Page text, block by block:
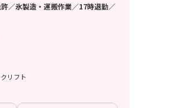
許／氷製造・運搬作業／17時退勤／
リフト